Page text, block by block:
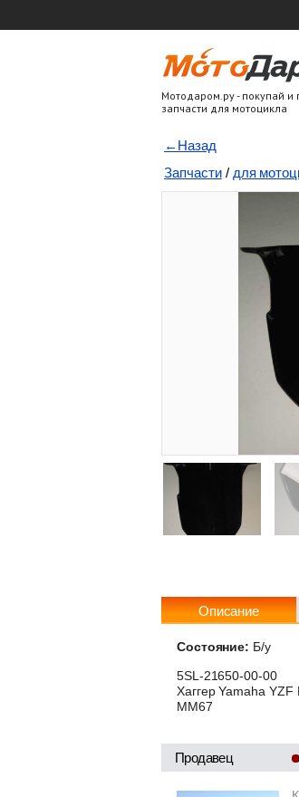
Мотодаром.ру - покупай и
запчасти для мотоцикла
←Назад
Запчасти / для
Описание
Состояние: Б/у
5SL-21650-00-00
Хаггер Yamaha
ММ67
Продавец